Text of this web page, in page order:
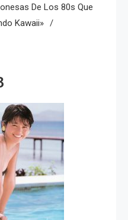
De Los 80s Que
Kawaii»